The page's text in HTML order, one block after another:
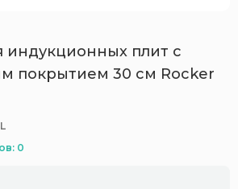
индукционных плит с
покрытием 30 см Rocker
0